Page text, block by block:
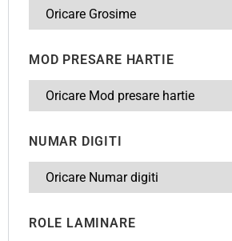
MOD PRESARE HARTIE
NUMAR DIGITI
ROLE LAMINARE